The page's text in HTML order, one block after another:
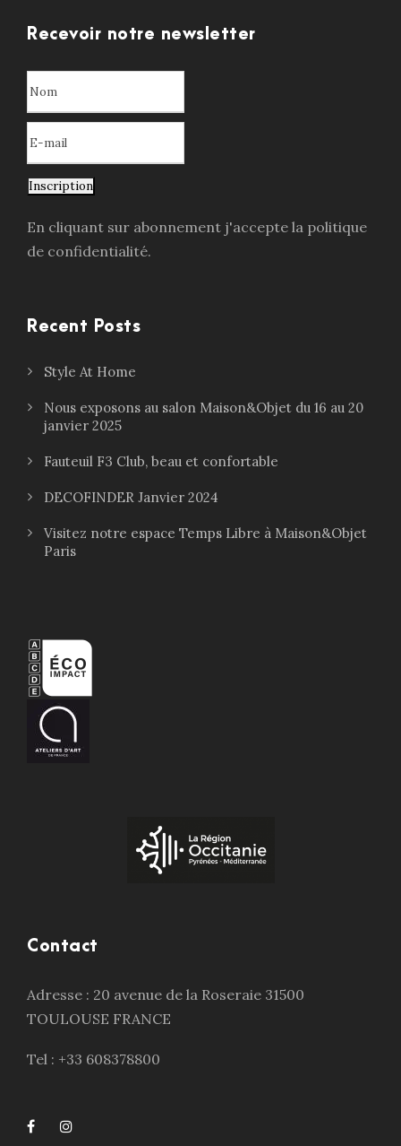
Recevoir notre newsletter
Inscription
En cliquant sur abonnement j'accepte la politique
de confidentialité.
Recent Posts
Style At Home
Nous exposons au salon Maison&Objet du 16 au 20
janvier 2025
Fauteuil F3 Club, beau et confortable
DECOFINDER Janvier 2024
Visitez notre espace Temps Libre à Maison&Objet
Paris
Contact
Adresse : 20 avenue de la Roseraie 31500
TOULOUSE FRANCE
Tel : +33 608378800